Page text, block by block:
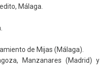
Málaga.
de Mijas (Málaga).
Manzanares (Madrid) y